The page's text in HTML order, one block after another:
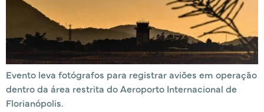
Evento leva fotógrafos para registrar aviões em operação
dentro da área restrita do Aeroporto Internacional de
Florianópolis.